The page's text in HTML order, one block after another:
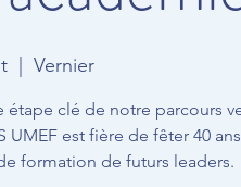
  |
Vernier
clé de notre parcours
UMEF est fière de fêter 40 ans